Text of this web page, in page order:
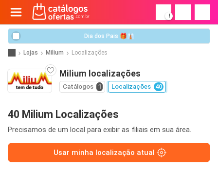
!
Dia dos Pais 🎁👔
Lojas Milium Localizações
Milium localizações
Catálogos 1 Localizações 40
40 Milium Localizações
Precisamos de um local para exibir as filiais em sua área.
Usar minha localização atual